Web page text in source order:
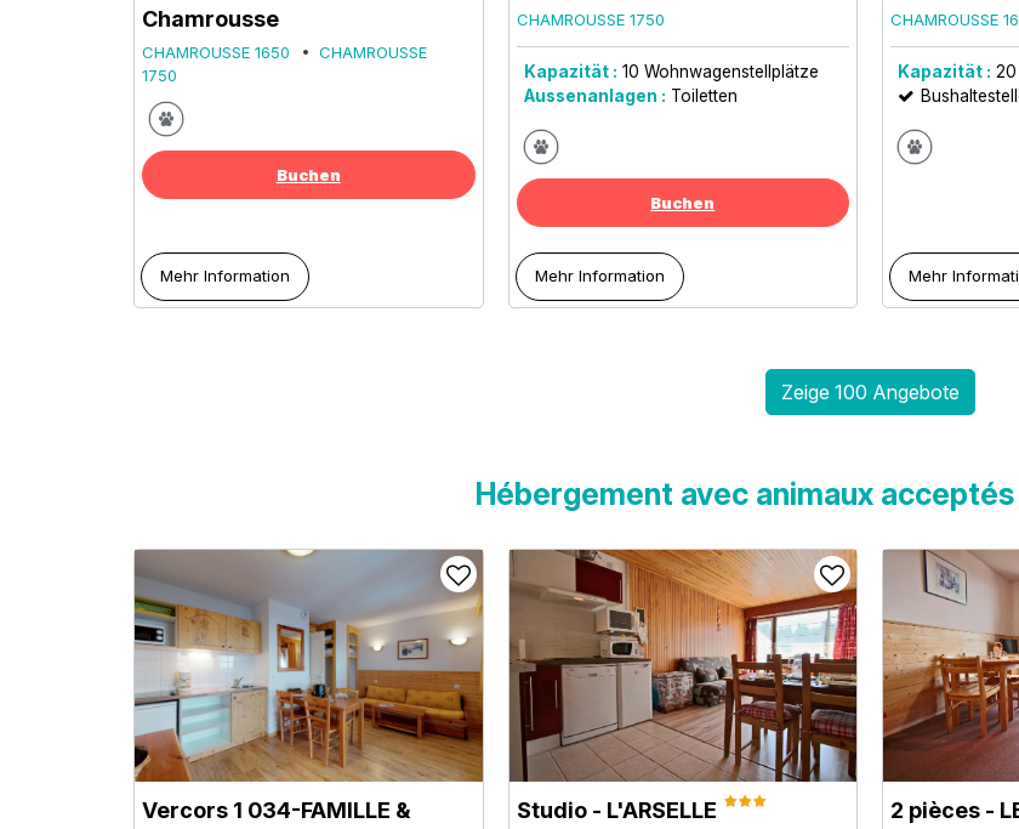
Chamrousse
CHAMROUSSE 1650
CHAMROUSSE
1750
Buchen
Mehr Information
CHAMROUSSE 1750
Kapazität : 10 Wohnwagenstellplätze
Aussenanlagen : Toiletten
Buchen
Mehr Information
CHAMROUSSE
Kapazität : 20
Mehr
Zeige 100 Angebote
Hébergement avec animaux
Vercors 1 034-FAMILLE &
Studio - L'ARSELLE 2 pièces -